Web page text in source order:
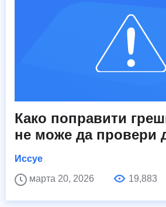
Како поправити
не може да провери
Иссуе
марта 20, 2026
19,883